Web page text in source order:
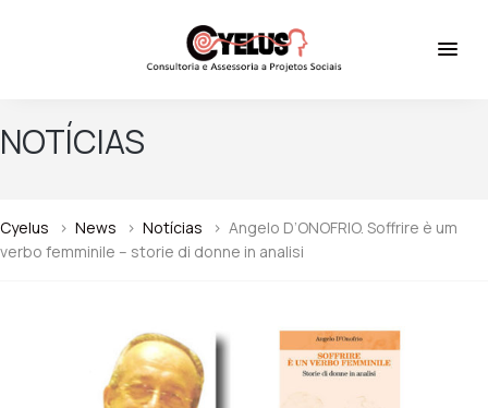
NOTÍCIAS
Cyelus > News > Notícias > Angelo D’ONOFRIO. Soffrire è um
verbo femminile – storie di donne in analisi